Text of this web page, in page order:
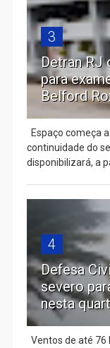
3
Detran RJ
para
Belford
Espaço começa
continuidade do
disponibilizará, a
4
Defesa
severo
nesta
Ventos de até 76